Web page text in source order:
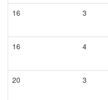
16
3
16
4
20
3